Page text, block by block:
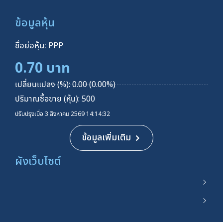
ข้อมูลหุ้น
ชื่อย่อหุ้น: PPP
0.70 บาท
เปลี่ยนแปลง (%): 0.00 (0.00%)
ปริมาณซื้อขาย (หุ้น): 500
ปรับปรุงเมื่อ 3 สิงหาคม 2569 14:14:32
ข้อมูลเพิ่มเติม
ผังเว็บไซต์